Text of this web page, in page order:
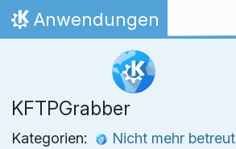
Zum Inhalt springen
Startseite
Anwendungen
KFTPGrabber
Kategorien: Nicht mehr betreut